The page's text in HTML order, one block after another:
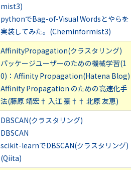
mist3)
pythonでBag-of-Visual Wordsとやらを
実装してみた。(Cheminformist3)
AffinityPropagation(クラスタリング)
パッケージユーザーのための機械学習(1
0)：Affinity Propagation(Hatena Blog)
Affinity Propagation のための高速化手
法(藤原 靖宏† 入江 豪†† 北原 友恵)
DBSCAN(クラスタリング)
DBSCAN
scikit-learnでDBSCAN(クラスタリング)
(Qiita)